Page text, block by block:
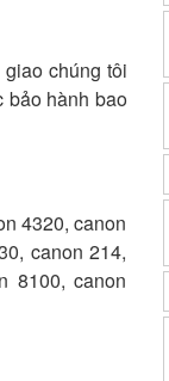
chúng tôi
bảo hành bao
4320, canon
canon 214,
8100, canon